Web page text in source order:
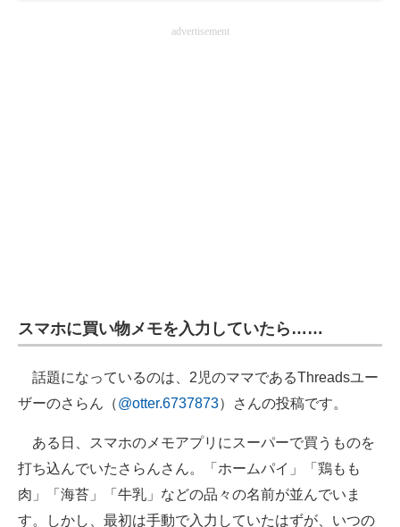
advertisement
スマホに買い物メモを入力していたら……
話題になっているのは、2児のママであるThreadsユー
ザーのさらん（@otter.6737873）さんの投稿です。
ある日、スマホのメモアプリにスーパーで買うものを
打ち込んでいたさらんさん。「ホームパイ」「鶏もも
肉」「海苔」「牛乳」などの品々の名前が並んでいま
す。しかし、最初は手動で入力していたはずが、いつの